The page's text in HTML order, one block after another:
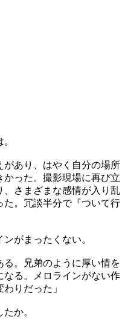
があり、はやく自分の場所
かった。撮影現場に再び立
さまざまな感情が入り乱
。冗談半分で『ついて行
がまったくない。
る。兄弟のように厚い情を
る。メロラインがない作
りだった」
か。